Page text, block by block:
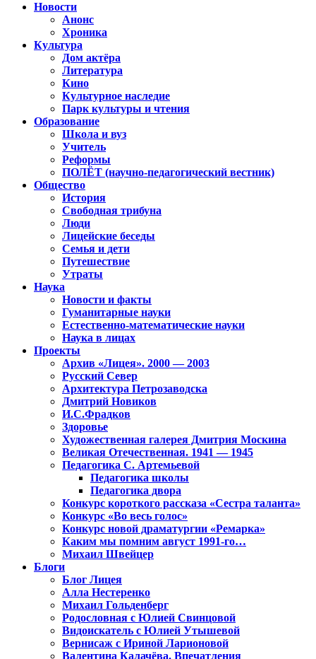
Новости
Анонс
Хроника
Культура
Дом актёра
Литература
Кино
Культурное наследие
Парк культуры и чтения
Образование
Школа и вуз
Учитель
Реформы
ПОЛЁТ (научно-педагогический вестник)
Общество
История
Свободная трибуна
Люди
Лицейские беседы
Семья и дети
Путешествие
Утраты
Наука
Новости и факты
Гуманитарные науки
Естественно-математические науки
Наука в лицах
Проекты
Архив «Лицея». 2000 — 2003
Русский Север
Архитектура Петрозаводска
Дмитрий Новиков
И.С.Фрадков
Здоровье
Художественная галерея Дмитрия Москина
Великая Отечественная. 1941 — 1945
Педагогика С. Артемьевой
Педагогика школы
Педагогика двора
Конкурс короткого рассказа «Сестра таланта»
Конкурс «Во весь голос»
Конкурс новой драматургии «Ремарка»
Каким мы помним август 1991-го…
Михаил Швейцер
Блоги
Блог Лицея
Алла Нестеренко
Михаил Гольденберг
Родословная с Юлией Свинцовой
Видоискатель с Юлией Утышевой
Вернисаж с Ириной Ларионовой
Валентина Калачёва. Впечатления